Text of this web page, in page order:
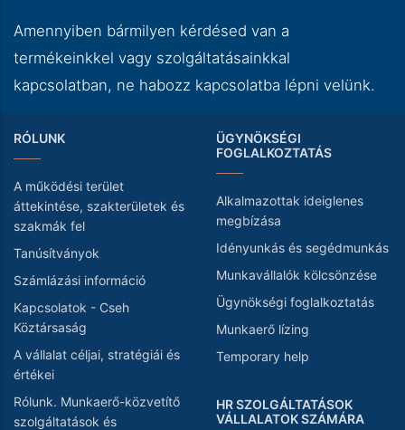
Amennyiben bármilyen kérdésed van a
termékeinkkel vagy szolgáltatásainkkal
kapcsolatban, ne habozz kapcsolatba lépni velünk.
RÓLUNK
A működési terület
áttekintése, szakterületek és
szakmák fel
Tanúsítványok
Számlázási információ
Kapcsolatok - Cseh
Köztársaság
A vállalat céljai, stratégiái és
értékei
Rólunk. Munkaerő-közvetítő
szolgáltatások és
ÜGYNÖKSÉGI
FOGLALKOZTATÁS
Alkalmazottak ideiglenes
megbízása
Idényunkás és segédmunkás
Munkavállalók kölcsönzése
Ügynökségi foglalkoztatás
Munkaerő lízing
Temporary help
HR SZOLGÁLTATÁSOK
VÁLLALATOK SZÁMÁRA